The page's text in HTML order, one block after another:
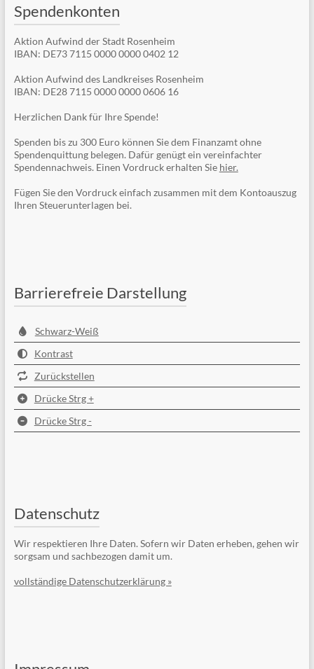
Spendenkonten
Aktion Aufwind der Stadt Rosenheim
IBAN: DE73 7115 0000 0000 0402 12
Aktion Aufwind des Landkreises Rosenheim
IBAN: DE28 7115 0000 0000 0606 16
Herzlichen Dank für Ihre Spende!
Spenden bis zu 300 Euro können Sie dem Finanzamt ohne
Spendenquittung belegen. Dafür genügt ein vereinfachter
Spendennachweis. Einen Vordruck erhalten Sie hier.
Fügen Sie den Vordruck einfach zusammen mit dem Kontoauszug
Ihren Steuerunterlagen bei.
Barrierefreie Darstellung
Schwarz-Weiß
Kontrast
Zurückstellen
Drücke Strg +
Drücke Strg -
Datenschutz
Wir respektieren Ihre Daten. Sofern wir Daten erheben, gehen wir
sorgsam und sachbezogen damit um.
vollständige Datenschutzerklärung »